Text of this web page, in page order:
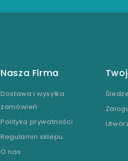
Nasza Firma
Dostawa i wysyłka
zamówień
Polityka prywatności
Regulamin sklepu
O nas